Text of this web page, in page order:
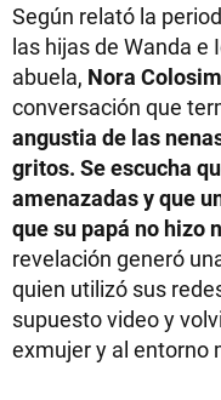
Según relató la
las hijas de Wanda e
abuela, Nora
conversación que
angustia de las
gritos. Se escucha
amenazadas y que
que su papá no hizo
revelación generó
quien utilizó sus
supuesto video y
exmujer y al entorno